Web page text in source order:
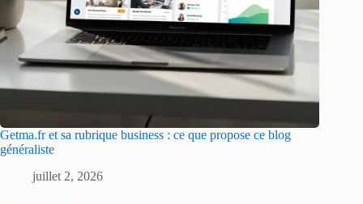
Getma.fr et sa rubrique business : ce que propose ce blog
généraliste
juillet 2, 2026